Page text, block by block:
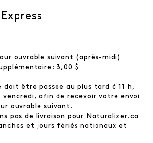
ouvrable suivant (après-midi)
3,00 $
doit être passée au plus tard à 11 h,
vendredi, afin de recevoir votre envoi
ouvrable suivant.
pas de livraison pour Naturalizer.ca
et jours fériés nationaux et